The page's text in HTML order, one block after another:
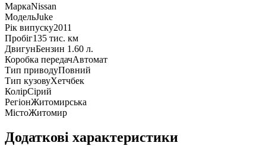
МаркаNissan
МодельJuke
Рік випуску2011
Пробіг135 тис. км
ДвигунБензин 1.60 л.
Коробка передачАвтомат
Тип приводуПовний
Тип кузовуХетчбек
КолірСірий
РегіонЖитомирська
МістоЖитомир
Додаткові характеристики